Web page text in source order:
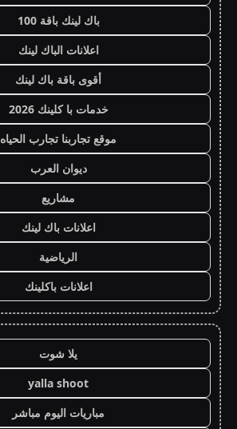
باك لينك باقة 100
اعلانات الباك لينك
أقوى باقة باك لينك
خدمات با كلينك 2026
موقع تجاربنا تجارب الحياه
ديوان العرب
مشاريع
اعلانات باك لينك
الرياضية
اعلانات باكلينك
يلا شوت
yalla shoot
مباريات اليوم مباشر